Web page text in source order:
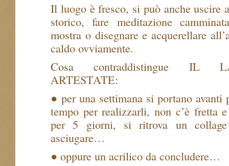
Il luogo è fresco, si può anche uscire
storico, fare meditazione
mostra o disegnare e acquerellare
caldo ovviamente.
Cosa contraddistingue IL
ARTESTATE:
● per una settimana si portano avanti
tempo per realizzarli, non c’è fretta
per 5 giorni, si ritrova un
asciugare…
● oppure un acrilico da concludere…